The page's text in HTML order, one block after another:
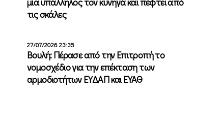
τις σκάλες
27/07/2026 23:35
Βουλή: Πέρασε από την Επιτροπή το
νομοσχέδιο για την επέκταση των
αρμοδιοτήτων ΕΥΔΑΠ και ΕΥΑΘ